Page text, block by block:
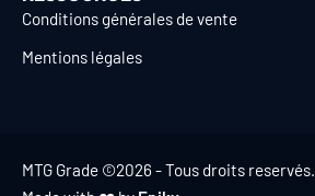
Conditions générales de vente
Mentions légales
MTG Grade ©2026 - Tous droits reservés.